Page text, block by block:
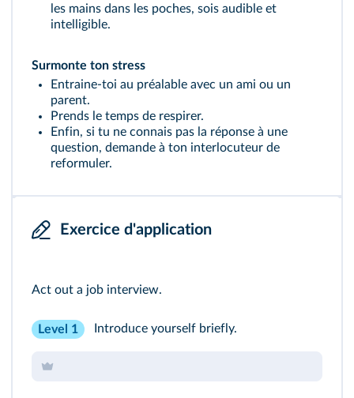
les mains dans les poches, sois audible et
intelligible.
Surmonte ton stress
Entraine-toi au préalable avec un ami ou un
parent.
Prends le temps de respirer.
Enfin, si tu ne connais pas la réponse à une
question, demande à ton interlocuteur de
reformuler.
Exercice d'application
Act out a job interview.
Level 1 Introduce yourself briefly.